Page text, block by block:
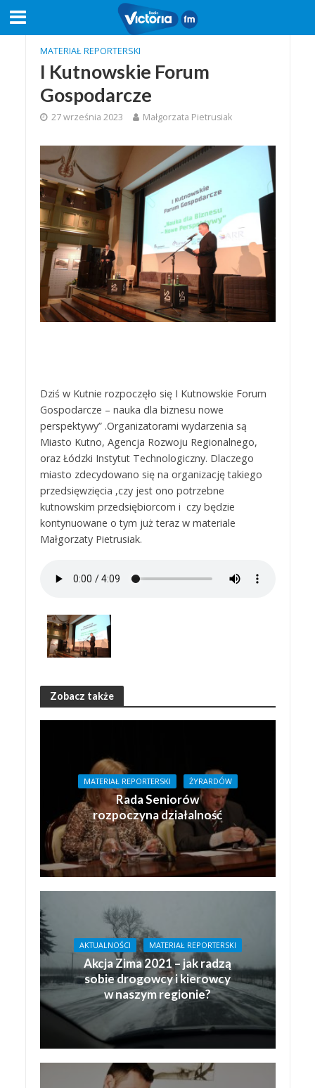
MATERIAŁ REPORTERSKI
I Kutnowskie Forum
Gospodarcze
27 września 2023 Małgorzata Pietrusiak
Dziś w Kutnie rozpoczęło się I Kutnowskie Forum
Gospodarcze – nauka dla biznesu nowe
perspektywy” .Organizatorami wydarzenia są
Miasto Kutno, Agencja Rozwoju Regionalnego,
oraz Łódzki Instytut Technologiczny. Dlaczego
miasto zdecydowano się na organizację takiego
przedsięwzięcia ,czy jest ono potrzebne
kutnowskim przedsiębiorcom i czy będzie
kontynuowane o tym już teraz w materiale
Małgorzaty Pietrusiak.
Zobacz także
MATERIAŁ REPORTERSKI ŻYRARDÓW
Rada Seniorów
rozpoczyna działalność
AKTUALNOŚCI MATERIAŁ REPORTERSKI
Akcja Zima 2021 – jak radzą
sobie drogowcy i kierowcy
w naszym regionie?